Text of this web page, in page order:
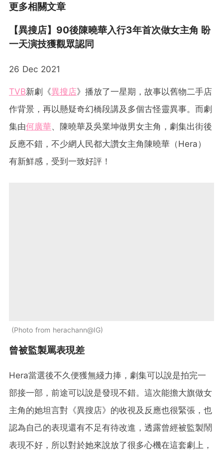
更多相關文章
【異搜店】90後陳曉華入行3年首次做女主角 盼
一天演技獲觀眾認同
26 Dec 2021
TVB新劇《異搜店》播放了一星期，故事以舊物二手店
作背景，再以懸疑奇幻橋段講及多個古怪靈異事。而劇
集由何廣華、陳曉華及吳業坤做男女主角，劇集出街後
反應不錯，不少網人民都大讚女主角陳曉華（Hera）
有新鮮感，受到一致好評！
Photo from herachann@IG
曾被監製罵表現差
Hera當選後不久便獲無綫力捧，劇集可以說是拍完一
部接一部，前途可以說是發現不錯。這次能擔大旗做女
主角的她坦言對《異搜店》的收視及反應也很緊張，也
認為自己的表現還有不足有待改進，透露曾經被監製鬧
表現不好，所以對於她來說放了很多心機在這套劇上，